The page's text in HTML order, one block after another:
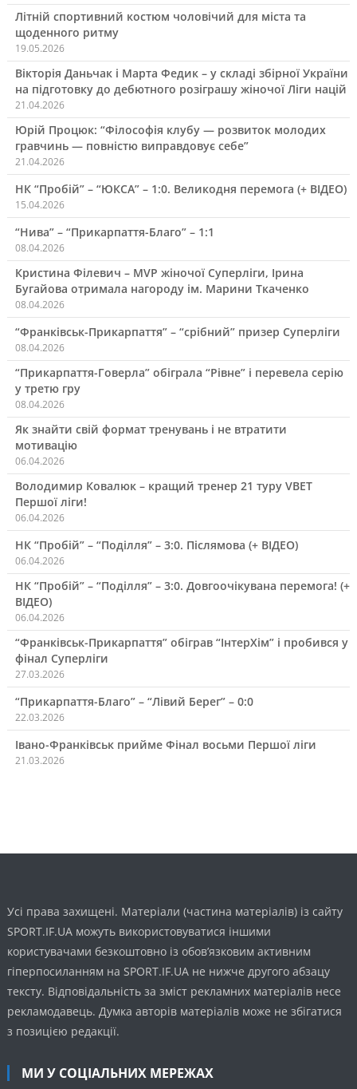
Літній спортивний костюм чоловічий для міста та
щоденного ритму
19.05.2026
Вікторія Даньчак і Марта Федик – у складі збірної України
на підготовку до дебютного розіграшу жіночої Ліги націй
21.04.2026
Юрій Процюк: “Філософія клубу — розвиток молодих
гравчинь — повністю виправдовує себе”
21.04.2026
НК “Пробій” – “ЮКСА” – 1:0. Великодня перемога (+ ВІДЕО)
15.04.2026
“Нива” – “Прикарпаття-Благо” – 1:1
08.04.2026
Кристина Філевич – MVP жіночої Суперліги, Ірина
Бугайова отримала нагороду ім. Марини Ткаченко
08.04.2026
“Франківськ-Прикарпаття” – “срібний” призер Суперліги
08.04.2026
“Прикарпаття-Говерла” обіграла “Рівне” і перевела серію
у третю гру
08.04.2026
Як знайти свій формат тренувань і не втратити
мотивацію
06.04.2026
Володимир Ковалюк – кращий тренер 21 туру VBET
Першої ліги!
06.04.2026
НК “Пробій” – “Поділля” – 3:0. Післямова (+ ВІДЕО)
06.04.2026
НК “Пробій” – “Поділля” – 3:0. Довгоочікувана перемога! (+
ВІДЕО)
06.04.2026
“Франківськ-Прикарпаття” обіграв “ІнтерХім” і пробився у
фінал Суперліги
27.03.2026
“Прикарпаття-Благо” – “Лівий Берег” – 0:0
22.03.2026
Івано-Франківськ прийме Фінал восьми Першої ліги
21.03.2026
Усі права захищені. Матеріали (частина матеріалів) із сайту
SPORT.IF.UA можуть використовуватися іншими
користувачами безкоштовно із обов’язковим активним
гіперпосиланням на SPORT.IF.UA не нижче другого абзацу
тексту. Відповідальність за зміст рекламних матеріалів несе
рекламодавець. Думка авторів матеріалів може не збігатися
з позицією редакції.
МИ У СОЦІАЛЬНИХ МЕРЕЖАХ